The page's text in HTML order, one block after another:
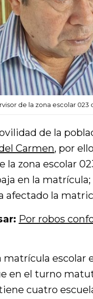
de la zona escolar
de la
Carmen, por
la zona escolar
en la
afectado la
Por robos
matrícula
en el turno
cuatro